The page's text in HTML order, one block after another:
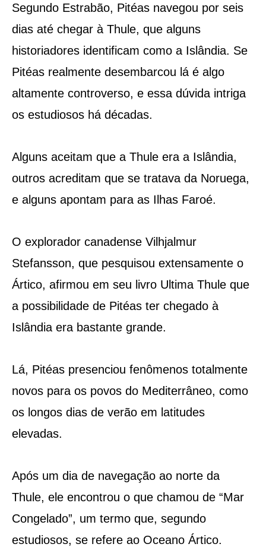
Segundo Estrabão, Pitéas navegou por seis
dias até chegar à Thule, que alguns
historiadores identificam como a Islândia. Se
Pitéas realmente desembarcou lá é algo
altamente controverso, e essa dúvida intriga
os estudiosos há décadas.
Alguns aceitam que a Thule era a Islândia,
outros acreditam que se tratava da Noruega,
e alguns apontam para as Ilhas Faroé.
O explorador canadense Vilhjalmur
Stefansson, que pesquisou extensamente o
Ártico, afirmou em seu livro Ultima Thule que
a possibilidade de Pitéas ter chegado à
Islândia era bastante grande.
Lá, Pitéas presenciou fenômenos totalmente
novos para os povos do Mediterrâneo, como
os longos dias de verão em latitudes
elevadas.
Após um dia de navegação ao norte da
Thule, ele encontrou o que chamou de “Mar
Congelado”, um termo que, segundo
estudiosos, se refere ao Oceano Ártico.